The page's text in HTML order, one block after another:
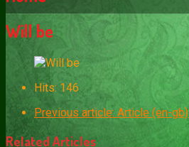
Will be
Hits: 146
Previous article: Article (en-gb)
Related Articles